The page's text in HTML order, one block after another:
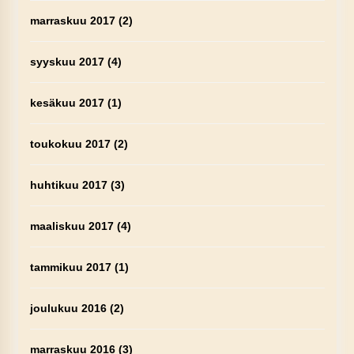
marraskuu 2017(2)
syyskuu 2017(4)
kesäkuu 2017(1)
toukokuu 2017(2)
huhtikuu 2017(3)
maaliskuu 2017(4)
tammikuu 2017(1)
joulukuu 2016(2)
marraskuu 2016(3)